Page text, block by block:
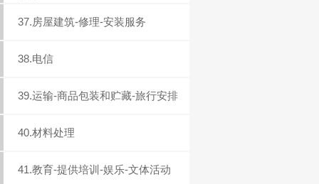
37.房屋建筑-修理-安装服务
38.电信
39.运输-商品包装和贮藏-旅行安排
40.材料处理
41.教育-提供培训-娱乐-文体活动